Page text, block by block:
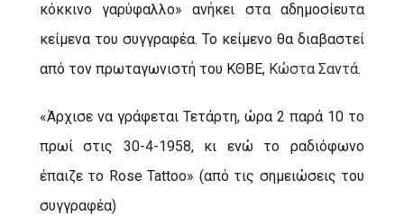
κόκκινο γαρύφαλλο» ανήκει στα αδημοσίευτα
κείμενα του συγγραφέα. Το κείμενο θα διαβαστεί
από τον πρωταγωνιστή του ΚΘΒΕ, Κώστα Σαντά.
«Άρχισε να γράφεται Τετάρτη, ώρα 2 παρά 10 το
πρωί στις 30-4-1958, κι ενώ το ραδιόφωνο
έπαιζε το Rose Tattoo» (από τις σημειώσεις του
συγγραφέα)